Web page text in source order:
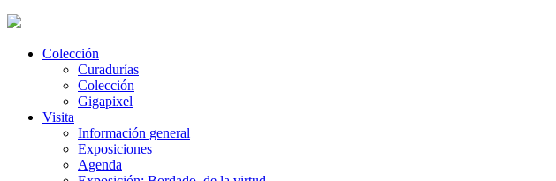
Colección
Curadurías
Colección
Gigapixel
Visita
Información general
Exposiciones
Agenda